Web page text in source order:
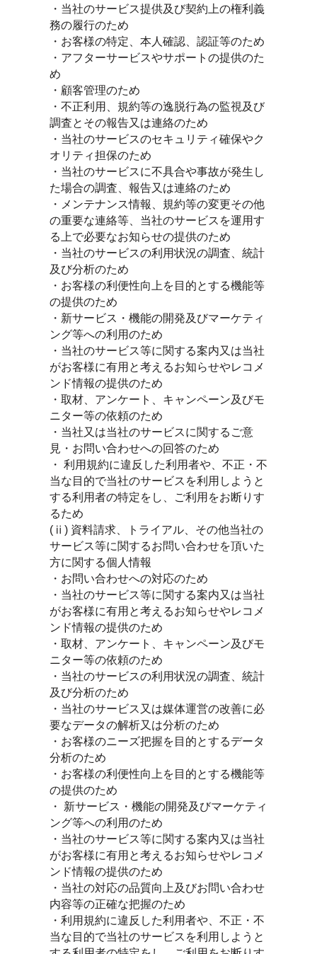
・当社のサービス提供及び契約上の権利義
務の履行のため
・お客様の特定、本人確認、認証等のため
・アフターサービスやサポートの提供のた
め
・顧客管理のため
・不正利用、規約等の逸脱行為の監視及び
調査とその報告又は連絡のため
・当社のサービスのセキュリティ確保やク
オリティ担保のため
・当社のサービスに不具合や事故が発生し
た場合の調査、報告又は連絡のため
・メンテナンス情報、規約等の変更その他
の重要な連絡等、当社のサービスを運用す
る上で必要なお知らせの提供のため
・当社のサービスの利用状況の調査、統計
及び分析のため
・お客様の利便性向上を目的とする機能等
の提供のため
・新サービス・機能の開発及びマーケティ
ング等への利用のため
・当社のサービス等に関する案内又は当社
がお客様に有用と考えるお知らせやレコメ
ンド情報の提供のため
・取材、アンケート、キャンペーン及びモ
ニター等の依頼のため
・当社又は当社のサービスに関するご意
見・お問い合わせへの回答のため
・ 利用規約に違反した利用者や、不正・不
当な目的で当社のサービスを利用しようと
する利用者の特定をし、ご利用をお断りす
るため
(ⅱ) 資料請求、トライアル、その他当社の
サービス等に関するお問い合わせを頂いた
方に関する個人情報
・お問い合わせへの対応のため
・当社のサービス等に関する案内又は当社
がお客様に有用と考えるお知らせやレコメ
ンド情報の提供のため
・取材、アンケート、キャンペーン及びモ
ニター等の依頼のため
・当社のサービスの利用状況の調査、統計
及び分析のため
・当社のサービス又は媒体運営の改善に必
要なデータの解析又は分析のため
・お客様のニーズ把握を目的とするデータ
分析のため
・お客様の利便性向上を目的とする機能等
の提供のため
・ 新サービス・機能の開発及びマーケティ
ング等への利用のため
・当社のサービス等に関する案内又は当社
がお客様に有用と考えるお知らせやレコメ
ンド情報の提供のため
・当社の対応の品質向上及びお問い合わせ
内容等の正確な把握のため
・利用規約に違反した利用者や、不正・不
当な目的で当社のサービスを利用しようと